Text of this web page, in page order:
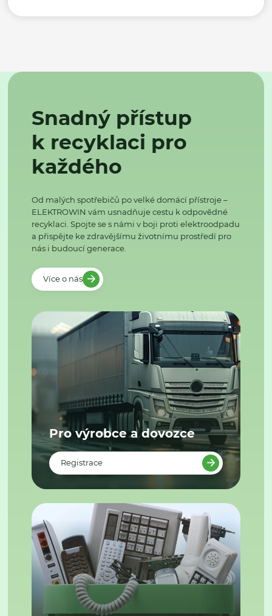
Snadný přístup
k recyklaci pro
každého
Od malých spotřebičů po velké domácí přístroje –
ELEKTROWIN vám usnadňuje cestu k odpovědné
recyklaci. Spojte se s námi v boji proti elektroodpadu
a přispějte ke zdravějšímu životnímu prostředí pro
nás i budoucí generace.
Více o nás
Pro výrobce a dovozce
Registrace